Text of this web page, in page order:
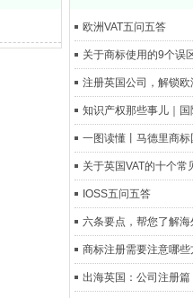
欧洲VAT五问五答
关于商标使用的9个误
注册英国公司，解锁
知识产权那些事儿｜国
一图读懂丨马德里商
关于英国VAT的十个常
IOSS五问五答
六条要点，帮您了解
商标注册需要注意哪些
出海英国：公司注册篇